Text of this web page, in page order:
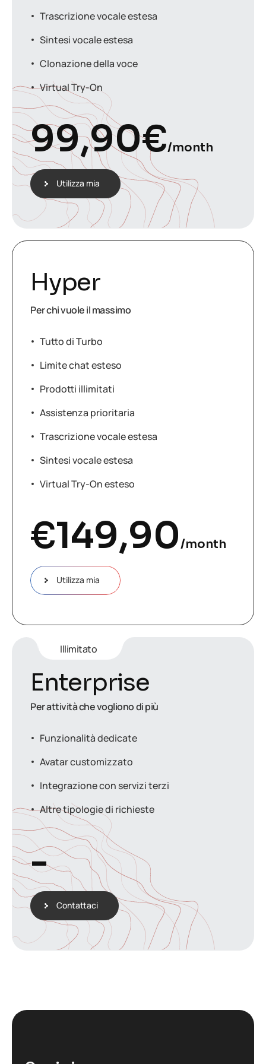
Trascrizione vocale estesa
Sintesi vocale estesa
Clonazione della voce
Virtual Try-On
99,90€/month
Utilizza mia
Hyper
Per chi vuole il massimo
Tutto di Turbo
Limite chat esteso
Prodotti illimitati
Assistenza prioritaria
Trascrizione vocale estesa
Sintesi vocale estesa
Virtual Try-On esteso
€149,90/month
Utilizza mia
Illimitato
Enterprise
Per attività che vogliono di più
Funzionalità dedicate
Avatar customizzato
Integrazione con servizi terzi
Altre tipologie di richieste
-
Contattaci